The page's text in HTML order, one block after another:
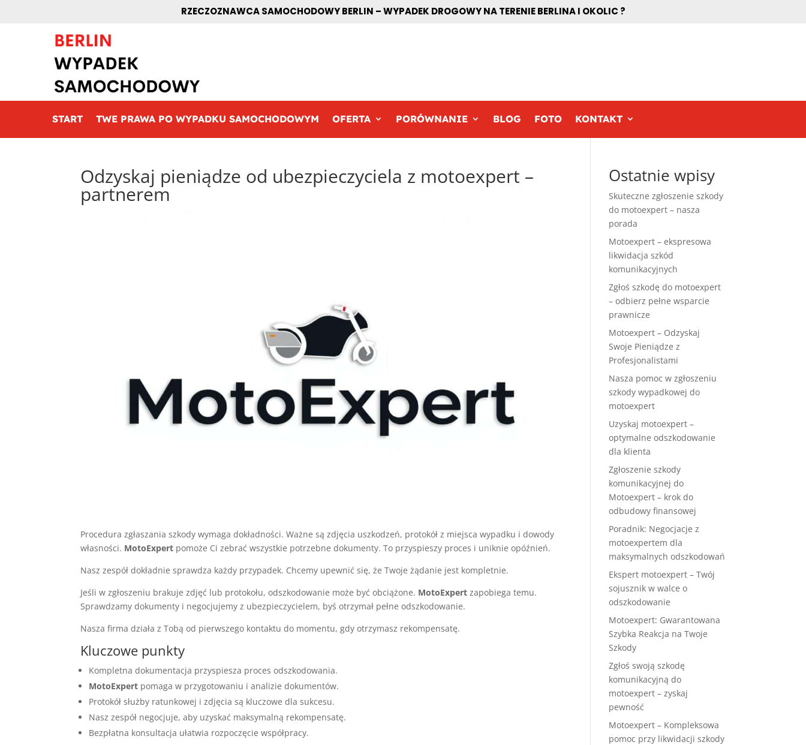
RZECZOZNAWCA SAMOCHODOWY BERLIN – WYPADEK DROGOWY NA TERENIE BERLINA I OKOLIC ?
START TWE PRAWA PO WYPADKU SAMOCHODOWYM OFERTA PORÓWNANIE BLOG FOTO KONTAKT
Odzyskaj pieniądze od ubezpieczyciela z motoexpert –
partnerem
Procedura zgłaszania szkody wymaga dokładności. Ważne są zdjęcia uszkodzeń, protokół z miejsca wypadku i dowody
własności. MotoExpert pomoże Ci zebrać wszystkie potrzebne dokumenty. To przyspieszy proces i uniknie opóźnień.
Nasz zespół dokładnie sprawdza każdy przypadek. Chcemy upewnić się, że Twoje żądanie jest kompletnie.
Jeśli w zgłoszeniu brakuje zdjęć lub protokołu, odszkodowanie może być obciążone. MotoExpert zapobiega temu.
Sprawdzamy dokumenty i negocjujemy z ubezpieczycielem, byś otrzymał pełne odszkodowanie.
Nasza firma działa z Tobą od pierwszego kontaktu do momentu, gdy otrzymasz rekompensatę.
Kluczowe punkty
Kompletna dokumentacja przyspiesza proces odszkodowania.
MotoExpert pomaga w przygotowaniu i analizie dokumentów.
Protokół służby ratunkowej i zdjęcia są kluczowe dla sukcesu.
Nasz zespół negocjuje, aby uzyskać maksymalną rekompensatę.
Bezpłatna konsultacja ułatwia rozpoczęcie współpracy.
Ostatnie wpisy
Skuteczne zgłoszenie szkody
do motoexpert – nasza
porada
Motoexpert – ekspresowa
likwidacja szkód
komunikacyjnych
Zgłoś szkodę do motoexpert
– odbierz pełne wsparcie
prawnicze
Motoexpert – Odzyskaj
Swoje Pieniądze z
Profesjonalistami
Nasza pomoc w zgłoszeniu
szkody wypadkowej do
motoexpert
Uzyskaj motoexpert –
optymalne odszkodowanie
dla klienta
Zgłoszenie szkody
komunikacyjnej do
Motoexpert – krok do
odbudowy finansowej
Poradnik: Negocjacje z
motoexpertem dla
maksymalnych odszkodowań
Ekspert motoexpert – Twój
sojusznik w walce o
odszkodowanie
Motoexpert: Gwarantowana
Szybka Reakcja na Twoje
Szkody
Zgłoś swoją szkodę
komunikacyjną do
motoexpert – zyskaj
pewność
Motoexpert – Kompleksowa
pomoc przy likwidacji szkody